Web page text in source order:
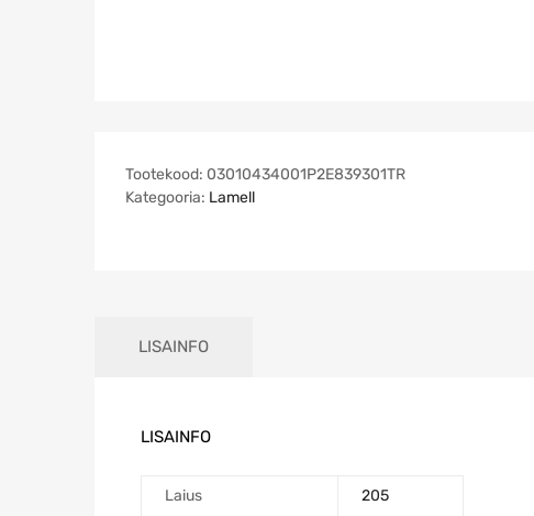
Tootekood: 03010434001P2E839301TR
Kategooria: Lamell
LISAINFO
LISAINFO
Laius 205